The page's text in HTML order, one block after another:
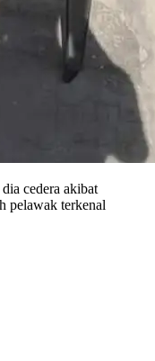
cedera akibat
pelawak terkenal